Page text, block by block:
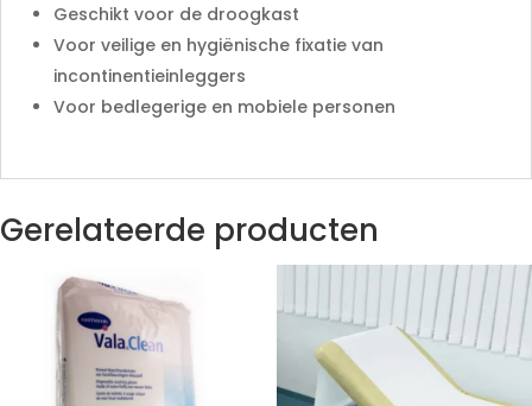
Geschikt voor de droogkast
Voor veilige en hygiënische fixatie van
incontinentieinleggers
Voor bedlegerige en mobiele personen
Gerelateerde producten